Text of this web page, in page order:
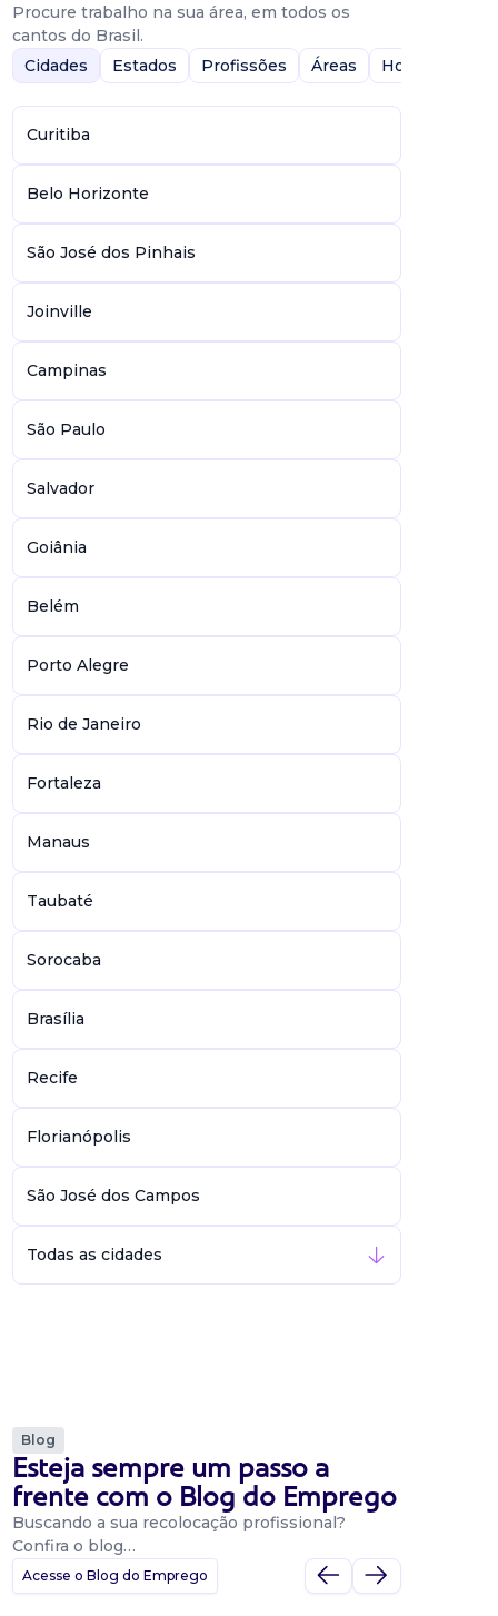
Procure trabalho na sua área, em todos os
cantos do Brasil.
Cidades
Estados Profissões Áreas Home-Office
Curitiba
Belo Horizonte
São José dos Pinhais
Joinville
Campinas
São Paulo
Salvador
Goiânia
Belém
Porto Alegre
Rio de Janeiro
Fortaleza
Manaus
Taubaté
Sorocaba
Brasília
Recife
Florianópolis
São José dos Campos
Todas as cidades
Blog
Esteja sempre um passo a
frente com o Blog do Emprego
Buscando a sua recolocação profissional?
Confira o blog…
Acesse o Blog do Emprego